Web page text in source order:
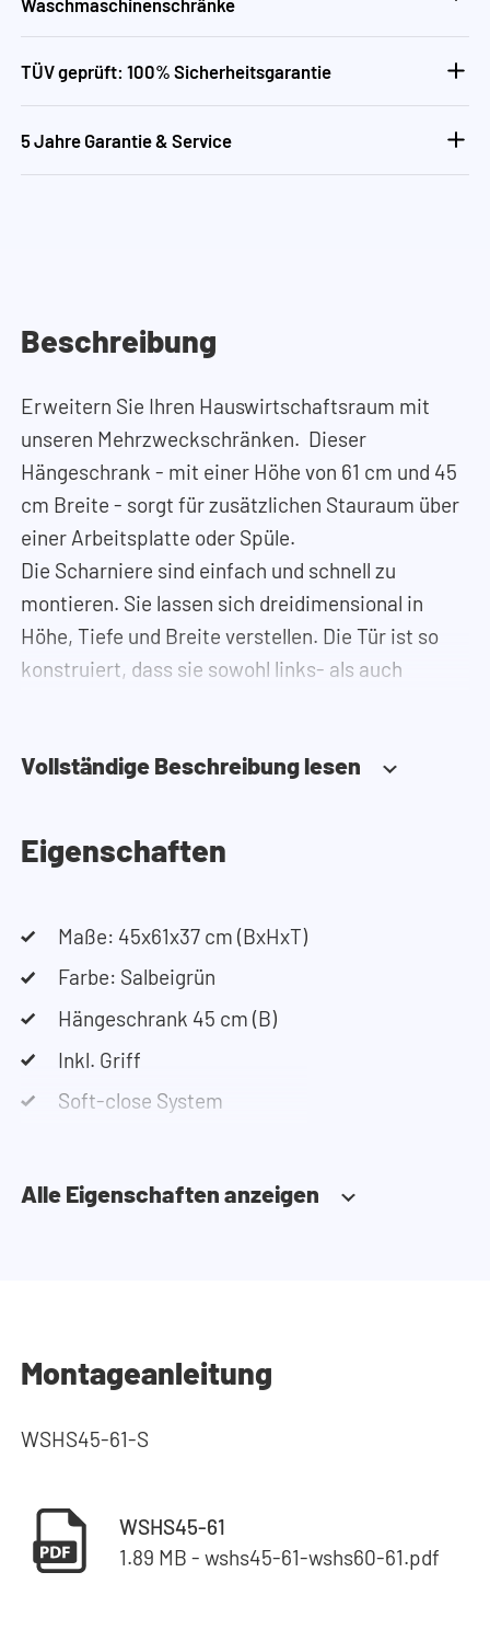
TÜV geprüft: 100% Sicherheitsgarantie
5 Jahre Garantie & Service
Beschreibung
Erweitern Sie Ihren Hauswirtschaftsraum mit
unseren Mehrzweckschränken. Dieser
Hängeschrank - mit einer Höhe von 61 cm und 45
cm Breite - sorgt für zusätzlichen Stauraum über
einer Arbeitsplatte oder Spüle.
Die Scharniere sind einfach und schnell zu
montieren. Sie lassen sich dreidimensional in
Höhe, Tiefe und Breite verstellen. Die Tür ist so
konstruiert, dass sie sowohl links- als auch
Hier finden Sie die Montageanleitung.
Schranks? Nutzen Sie unseren Konfigurator, um
Ihren Waschmaschinenschrank
jederzeit telefonisch oder per Mail erreichen.
Vollständige Beschreibung lesen
Eigenschaften
Maße: 45x61x37 cm (BxHxT)
Farbe: Salbeigrün
Hängeschrank 45 cm (B)
Inkl. Griff
Soft-close System
Alle Eigenschaften anzeigen
Montageanleitung
WSHS45-61-S
WSHS45-61
1.89 MB - wshs45-61-wshs60-61.pdf